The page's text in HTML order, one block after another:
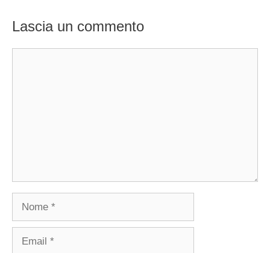
Lascia un commento
Nome
Email